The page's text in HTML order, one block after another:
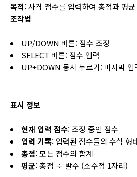
목적: 사격 점수를 입력하여 총점과 평
조작법
UP/DOWN 버튼: 점수 조정
SELECT 버튼: 점수 입력
UP+DOWN 동시 누르기: 마지막 입
표시 정보
현재 입력 점수: 조정 중인 점수
입력 기록: 입력된 점수들의 수식 형
총점: 모든 점수의 합계
평균: 총점 ÷ 발수 (소수점 1자리)